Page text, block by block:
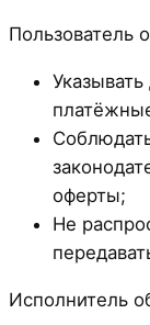
Пользователь
оферты;
Не
Исполнитель